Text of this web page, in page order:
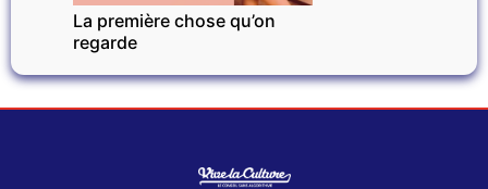
La première chose qu’on
regarde